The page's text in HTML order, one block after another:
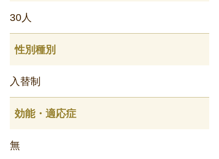
30人
性別種別
入替制
効能・適応症
無